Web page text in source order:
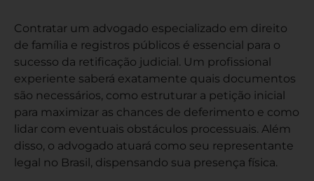
Contratar um advogado especializado em direito
de família e registros públicos é essencial para o
sucesso da retificação judicial. Um profissional
experiente saberá exatamente quais documentos
são necessários, como estruturar a petição inicial
para maximizar as chances de deferimento e como
lidar com eventuais obstáculos processuais. Além
disso, o advogado atuará como seu representante
legal no Brasil, dispensando sua presença física.